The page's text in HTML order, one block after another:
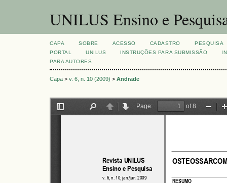
UNILUS Ensino e
CAPA SOBRE ACESSO CADASTRO
PESQUISA
PORTAL
UNILUS INSTRUÇÕES PARA SUBMISSÃO
PARA AUTORES
Capa > v. 6, n. 10 (2009) > Andrade